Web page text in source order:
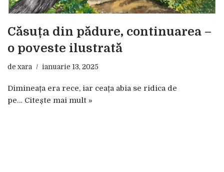
Căsuța din pădure, continuarea –
o poveste ilustrată
de xara ianuarie 13, 2025
Dimineața era rece, iar ceața abia se ridica de
pe… Citește mai mult »